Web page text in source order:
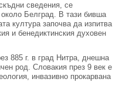
сведения, се
Белград. В тази бивша
култура започва да изпитва
и бенедиктинския духовен
885 г. в град Нитра, днешна
род. Словакия през 9 век е
инвазивно прокарвана